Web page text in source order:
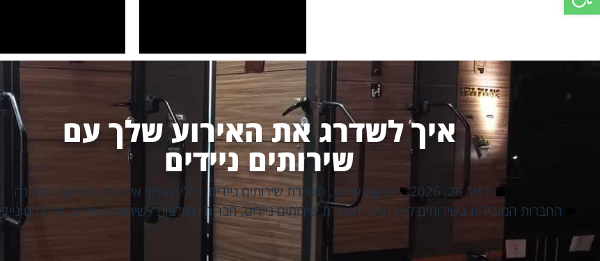
איך לשדרג את האירוע שלך עם
שירותים ניידים
ינואר 26, 2026 הפקת אירוע, השכרת שירותים ניידים, כללי, מפיקי אירועים, מפיקים לחתונה
החברות המובילות בשירותים לאירועים, השכרת שירותים ניידים,חברות מומלצות לשירותים ניידים,שירותים